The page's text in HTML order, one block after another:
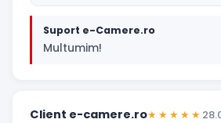
Suport e-Camere.ro
Multumim!
Client e-camere.ro★★★★★